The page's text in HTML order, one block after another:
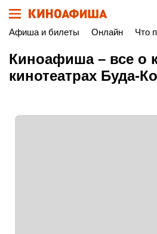
Афиша и билеты Онлайн Что
Киноафиша – все о
кинотеатрах Буда-